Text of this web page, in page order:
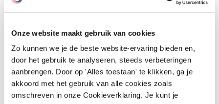
Onze website maakt gebruik van cookies
Zo kunnen we je de beste website-ervaring bieden en,
door het gebruik te analyseren, steeds verbeteringen
aanbrengen. Door op 'Alles toestaan' te klikken, ga je
akkoord met het gebruik van alle cookies zoals
omschreven in onze Cookieverklaring. Je kunt je
procesinformatie en verslaglegging
die bijdragen aan transparantie,
naleving van wet- en regelgeving en
het voorkomen van
schijnzelfstandigheid.
Tadaah bevordert de autonomie van